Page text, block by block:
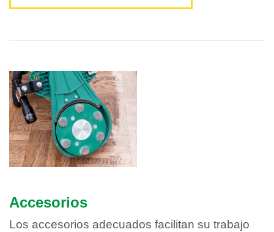
Accesorios
Los accesorios adecuados facilitan su trabajo